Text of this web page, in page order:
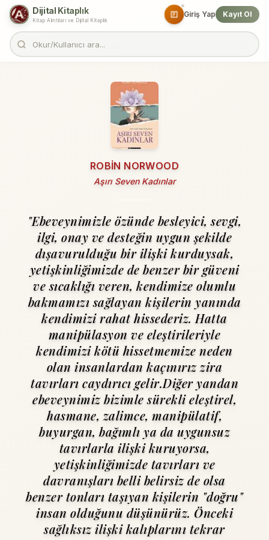
Dijital Kitaplık
Kitap Alıntıları ve Dijital Kitaplık
Giriş Yap Kayıt Ol
ROBIN NORWOOD
Aşırı Seven Kadınlar
"Ebeveynimizle özünde besleyici, sevgi,
ilgi, onay ve desteğin uygun şekilde
dışavuruldu­ğu bir ilişki kurduysak,
yetişkinliğimizde de benzer bir güveni
ve sıcaklığı veren, kendimize olumlu
bakmamızı sağlayan kişilerin yanında
kendimizi rahat hissederiz. Hatta
manipülasyon ve eleş­tirileriyle
kendimizi kötü hissetmemize neden
olan insanlardan kaçınırız zira
tavırları caydırıcı gelir.Diğer yandan
ebeveynimiz bizimle sürekli eleştirel,
hasmane, zalimce, manipülatif,
buyurgan, bağımlı ya da uygunsuz
tavırlar­la ilişki kuruyorsa,
yetişkinliğimizde tavırları ve
davranışları bel­li belirsiz de olsa
benzer tonları taşıyan kişilerin "doğru"
insan olduğunu düşünürüz. Önceki
sağlıksız ilişki kalıplarını tekrar